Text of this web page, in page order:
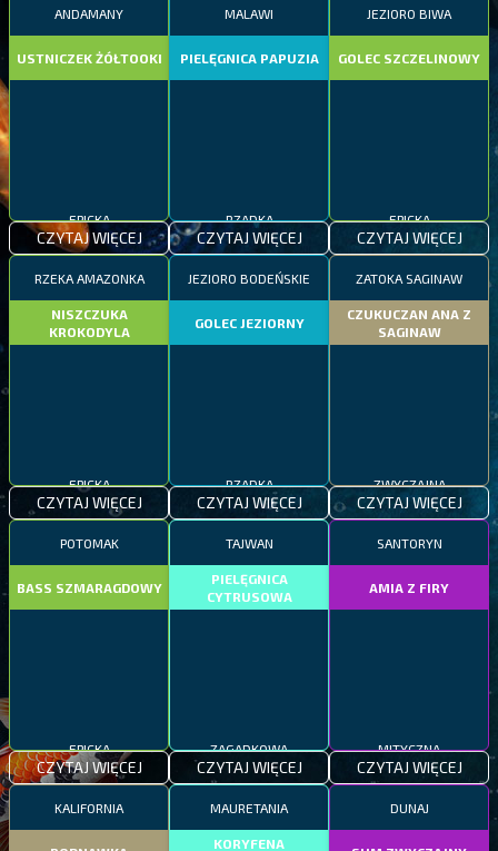
ANDAMANY
USTNICZEK ŻÓŁTOOKI
CZYTAJ WIĘCEJ
MALAWI
PIELĘGNICA PAPUZIA
CZYTAJ WIĘCEJ
JEZIORO BIWA
GOLEC SZCZELINOWY
CZYTAJ WIĘCEJ
RZEKA AMAZONKA
NISZCZUKA
KROKODYLA
CZYTAJ WIĘCEJ
JEZIORO BODEŃSKIE
GOLEC JEZIORNY
RZADKA
CZYTAJ WIĘCEJ
ZATOKA SAGINAW
CZUKUCZAN ANA Z
SAGINAW
ZWYCZAJNA
CZYTAJ WIĘCEJ
POTOMAK
BASS SZMARAGDOWY
EPICKA
CZYTAJ WIĘCEJ
TAJWAN
PIELĘGNICA
CYTRUSOWA
ZAGADKOWA
CZYTAJ WIĘCEJ
SANTORYN
AMIA Z FIRY
MITYCZNA
CZYTAJ WIĘCEJ
KALIFORNIA MAURETANIA
KORYFENA
DUNAJ